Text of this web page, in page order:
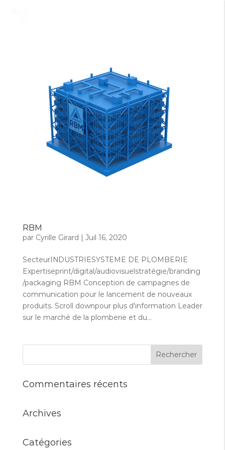
RBM
par Cyrille Girard Juil 16, 2020
SecteurINDUSTRIESYSTEME DE PLOMBERIE
Expertiseprint/digital/audiovisuelstratégie/branding
/packaging RBM Conception de campagnes de
communication pour le lancement de nouveaux
produits. Scroll downpour plus d'information Leader
sur le marché de la plomberie et du...
Commentaires récents
Archives
Catégories